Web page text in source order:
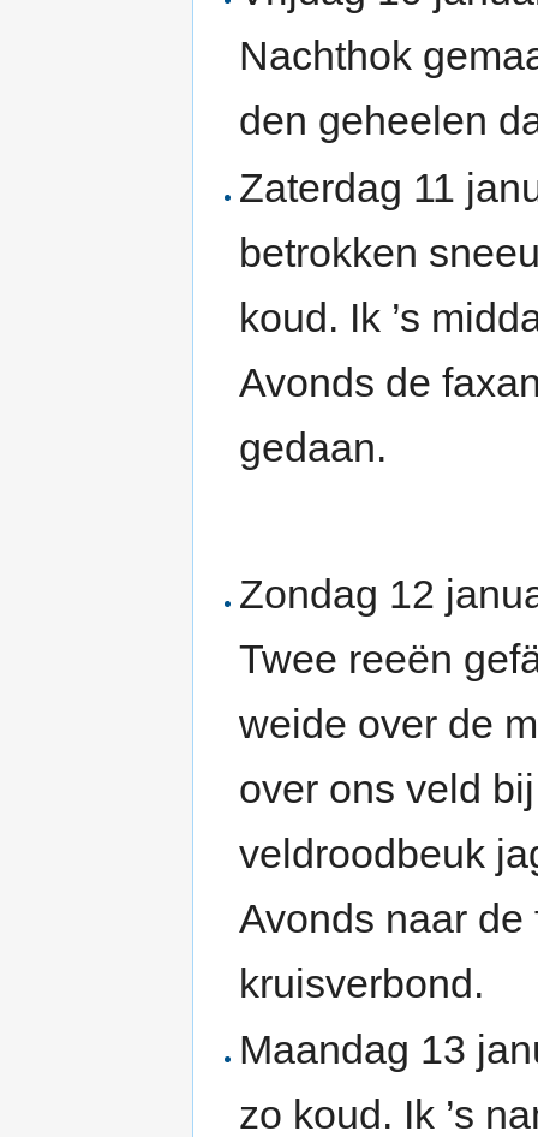
Nachthok
den geheelen
Zaterdag 11
betrokken
koud. Ik ’s
Avonds de
gedaan.
Zondag 12
Twee reeën
weide over de
over ons veld
veldroodbeuk
Avonds naar
kruisverbond.
Maandag 13
zo koud. Ik ’s